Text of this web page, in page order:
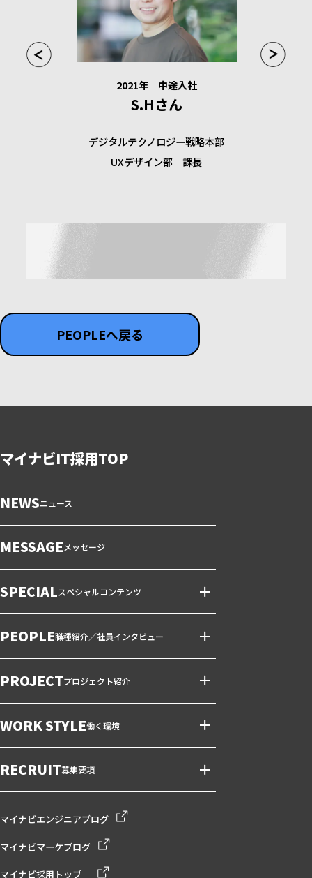
2021年 中途入社
S.Hさん
デジタルテクノロジー戦略本部
UXデザイン部 課長
PEOPLEへ戻る
マイナビIT採用TOP
NEWSニュース
MESSAGEメッセージ
SPECIALスペシャルコンテンツ
PEOPLE職種紹介／社員インタビュー
PROJECTプロジェクト紹介
WORK STYLE働く環境
RECRUIT募集要項
マイナビエンジニアブログ
マイナビマーケブログ
マイナビ採用トップ